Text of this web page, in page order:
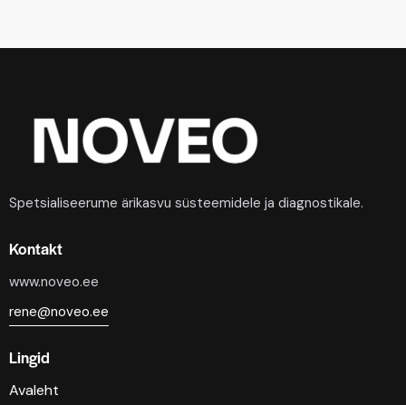
Spetsialiseerume ärikasvu süsteemidele ja diagnostikale.
Kontakt
www.noveo.ee
rene@noveo.ee
Lingid
Avaleht